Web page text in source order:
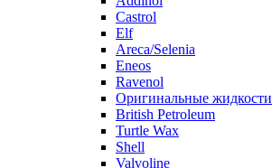
Castrol
Elf
Areca/Selenia
Eneos
Ravenol
Оригинальные жидкости
British Petroleum
Turtle Wax
Shell
Valvoline